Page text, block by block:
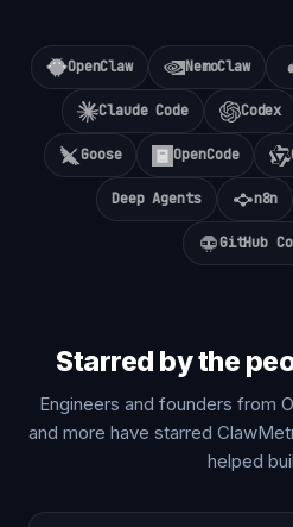
OpenClaw NemoClaw
Claude Code Codex
Goose OpenCode
Deep Agents n8n
GitHub
Starred by the
Engineers and founders from
and more have starred
helped